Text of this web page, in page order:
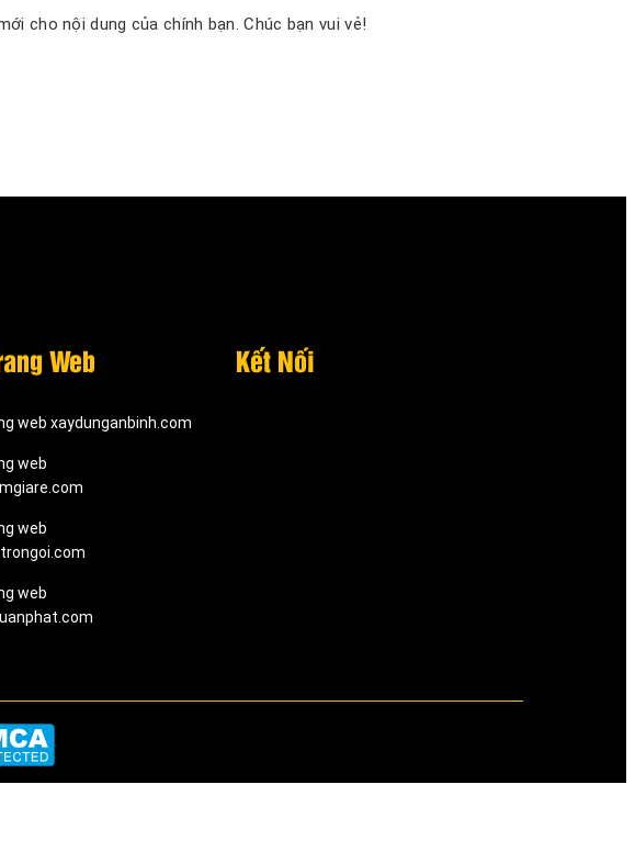
cho nội dung của chính bạn. Chúc bạn vui vẻ!
Web
web xaydunganbinh.com
web
web
web
Kết Nối